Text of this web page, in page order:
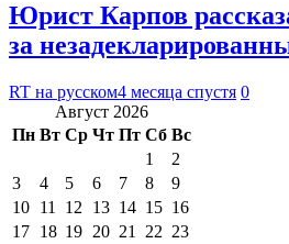
Юрист Карпов
за
RT на русском4 месяца спустя 0
Август 2026
Пн Вт Ср Чт Пт Сб Вс
1
2
3
4 5 6 7 8
9
10 11 12 13 14 15 16
17 18 19 20 21 22 23